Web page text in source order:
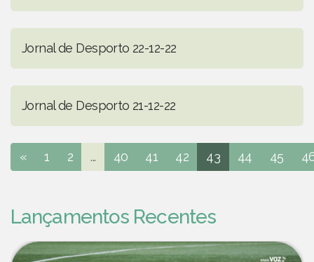
Jornal de Desporto 22-12-22
Jornal de Desporto 21-12-22
« 1 2 ... 40 41 42 43 44 45
Lançamentos Recentes